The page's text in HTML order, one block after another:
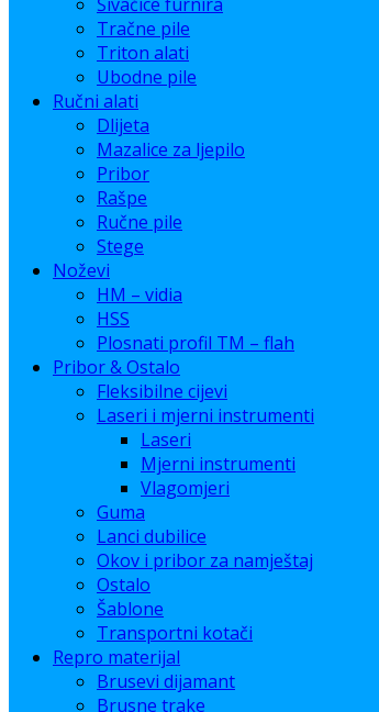
Tračne pile
Triton alati
Ubodne pile
Ručni alati
Dlijeta
Mazalice za ljepilo
Pribor
Rašpe
Ručne pile
Stege
Noževi
HM – vidia
HSS
Plosnati profil TM – flah
Pribor & Ostalo
Fleksibilne cijevi
Laseri i mjerni instrumenti
Laseri
Mjerni instrumenti
Vlagomjeri
Guma
Lanci dubilice
Okov i pribor za namještaj
Ostalo
Šablone
Transportni kotači
Repro materijal
Brusevi dijamant
Brusne trake